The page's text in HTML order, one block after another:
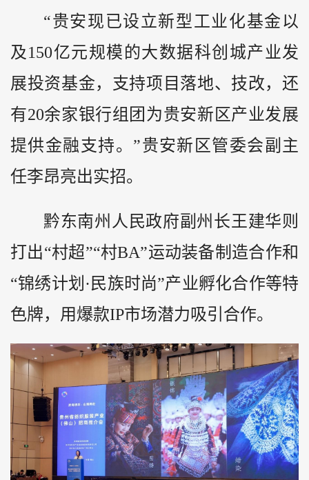
“贵安现已设立新型工业化基金以
及150亿元规模的大数据科创城产业发
展投资基金，支持项目落地、技改，还
有20余家银行组团为贵安新区产业发展
提供金融支持。”贵安新区管委会副主
任李昂亮出实招。
黔东南州人民政府副州长王建华则
打出“村超”“村BA”运动装备制造合作和
“锦绣计划·民族时尚”产业孵化合作等特
色牌，用爆款IP市场潜力吸引合作。